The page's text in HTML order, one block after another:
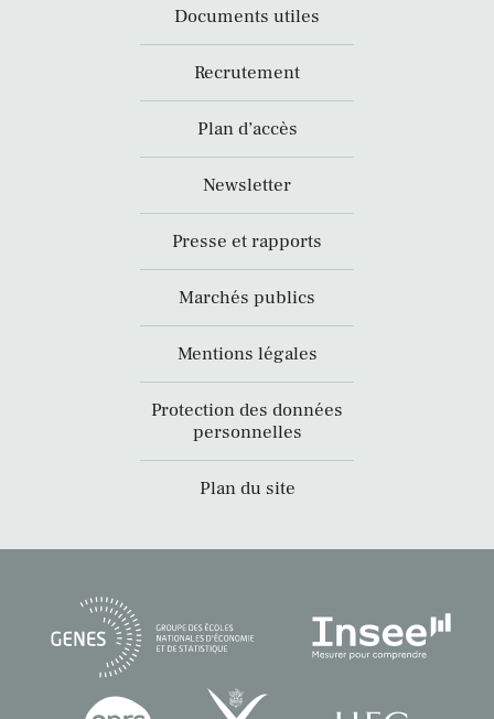
Documents utiles
Recrutement
Plan d’accès
Newsletter
Presse et rapports
Marchés publics
Mentions légales
Protection des données
personnelles
Plan du site